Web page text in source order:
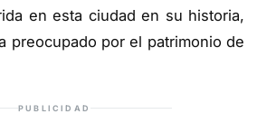
en esta ciudad en su historia,
preocupado por el patrimonio de
PUBLICIDAD